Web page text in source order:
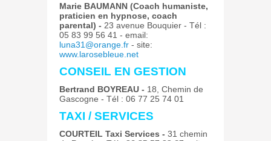
Marie BAUMANN (Coach humaniste,
praticien en hypnose, coach
parental) - 23 avenue Bouquier - Tél :
05 83 99 56 41 - email:
luna31@orange.fr - site:
www.larosebleue.net
CONSEIL EN GESTION
Bertrand BOYREAU - 18, Chemin de
Gascogne - Tél : 06 77 25 74 01
TAXI / SERVICES
COURTEIL Taxi Services - 31 chemin